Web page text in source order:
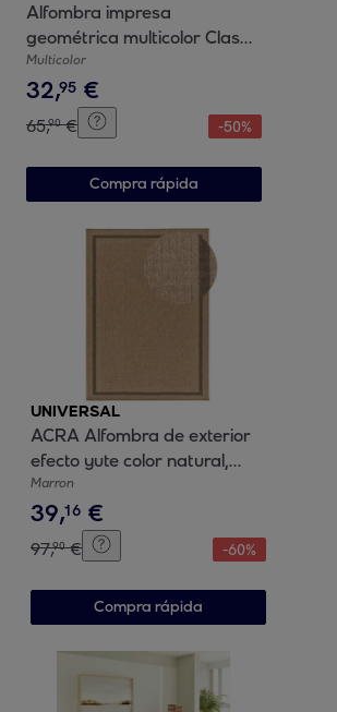
Alfombra impresa
geométrica multicolor Class,
varias medidas disponibles
Multicolor
32,95 €
65,90 € -50%
Compra rápida
UNIVERSAL
ACRA Alfombra de exterior
efecto yute color natural,
varias medidas disponibles.
Marron
39,16 €
97,90 € -60%
Compra rápida